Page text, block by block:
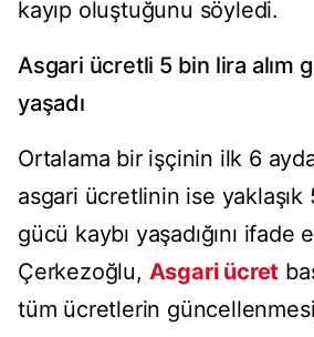
kayıp oluştuğunu söyledi.
Asgari ücretli 5 bin lira alım
yaşadı
Ortalama bir işçinin ilk 6
asgari ücretlinin ise yaklaşık
gücü kaybı yaşadığını ifade
Çerkezoğlu, Asgari ücret
tüm ücretlerin